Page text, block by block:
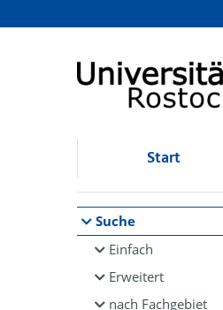
Browsen
direkt zum Inhalt
Start
Suche
Einfach
Erweitert
nach Fachgebiet